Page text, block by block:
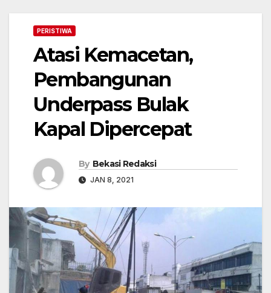
PERISTIWA
Atasi Kemacetan,
Pembangunan
Underpass Bulak
Kapal Dipercepat
By Bekasi Redaksi
JAN 8, 2021